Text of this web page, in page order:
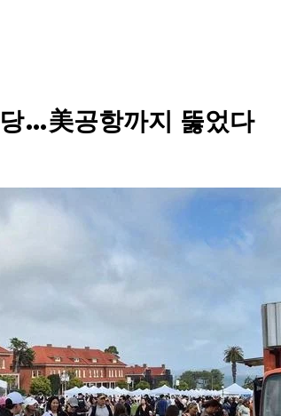
…美공항까지 뚫었다